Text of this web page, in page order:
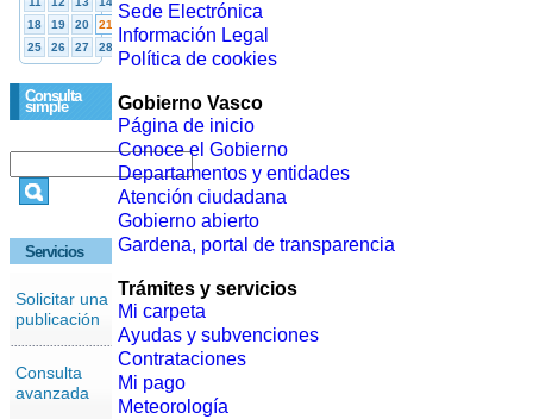
Consulta
simple
Servicios
Solicitar una
publicación
Consulta
avanzada
Sede Electrónica
Información Legal
Política de cookies
Gobierno Vasco
Página de inicio
Conoce el Gobierno
Departamentos y entidades
Atención ciudadana
Gobierno abierto
Gardena, portal de transparencia
Trámites y servicios
Mi carpeta
Ayudas y subvenciones
Contrataciones
Mi pago
Meteorología